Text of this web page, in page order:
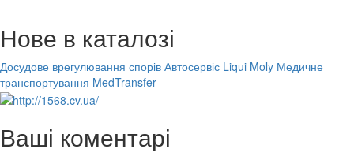
Нове в каталозі
Досудове врегулювання спорів Автосервіс Liqui Moly Медичне
транспортування MedTransfer
Ваші коментарі